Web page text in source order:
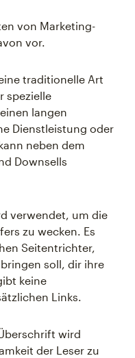
von Marketing-
vor.
traditionelle Art
spezielle
langen
Dienstleistung oder
neben dem
Downsells
verwendet, um die
zu wecken. Es
Seitentrichter,
soll, dir ihre
keine
Links.
wird
der Leser zu